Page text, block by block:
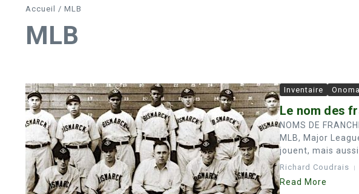
Accueil / MLB
MLB
Inventaire
Le nom des
NOMS DE
MLB, Major
jouent, mais
Richard Coudrais
Read More